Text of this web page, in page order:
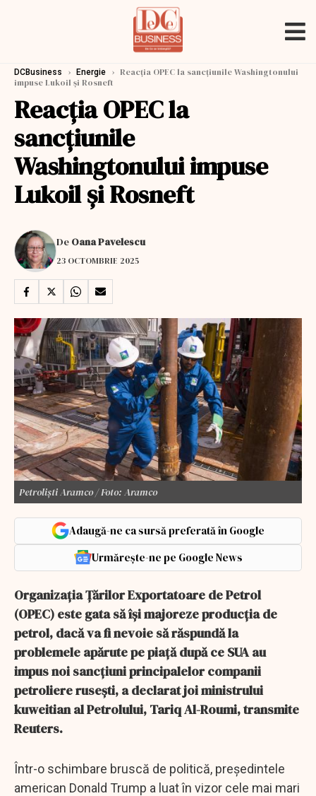
DCBusiness › Energie › Reacția OPEC la sancțiunile Washingtonului
impuse Lukoil și Rosneft
Reacția OPEC la
sancțiunile
Washingtonului impuse
Lukoil și Rosneft
De Oana Pavelescu
23 OCTOMBRIE 2025
Petroliști Aramco / Foto: Aramco
Adaugă-ne ca sursă preferată în Google
Urmărește-ne pe Google News
Organizaţia Ţărilor Exportatoare de Petrol
(OPEC) este gata să îşi majoreze producţia de
petrol, dacă va fi nevoie să răspundă la
problemele apărute pe piaţă după ce SUA au
impus noi sancţiuni principalelor companii
petroliere ruseşti, a declarat joi ministrului
kuweitian al Petrolului, Tariq Al-Roumi, transmite
Reuters.
Într-o schimbare bruscă de politică, preşedintele
american Donald Trump a luat în vizor cele mai mari